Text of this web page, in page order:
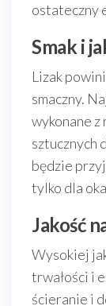
ostateczny
Smak i
Lizak
smaczny.
wykonane z
sztucznych
będzie
tylko dla
Jakość
Wysokiej
trwałości i
ścieranie i